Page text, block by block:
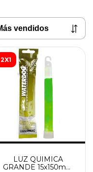
2X1
LUZ QUIMICA
GRANDE 15x150mm